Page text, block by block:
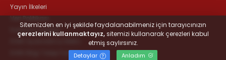
Yayın İlkeleri
Veri Politikası
Kullanım Şartları
KVKK Bilgi Talep Formu
Sitemizden en iyi şekilde faydalanabilmeniz için tarayıcınızın
çerezlerini kullanmaktayız,sitemizi kullanarak çerezleri kabul
etmiş saylırsınız.
Detaylar Anladım